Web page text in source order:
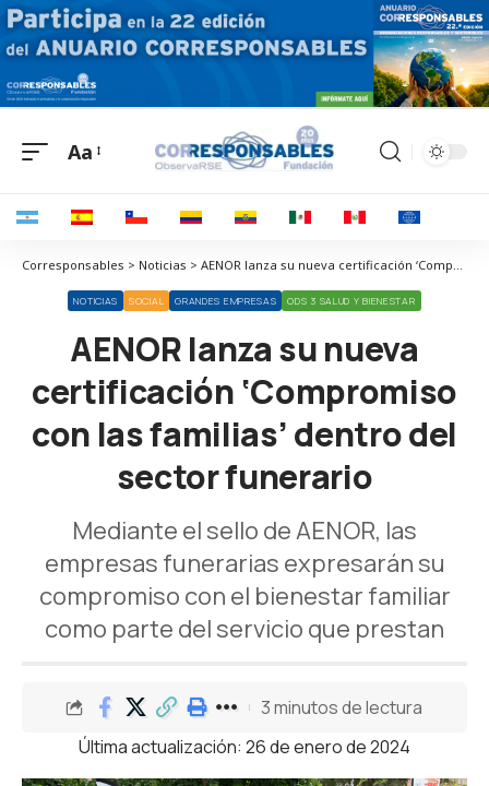
Aa
Corresponsables > Noticias > AENOR lanza su nueva certificación ‘Compromiso con las familias’ dentro del sector funerario
NOTICIAS SOCIAL GRANDES EMPRESAS ODS 3 SALUD Y BIENESTAR
AENOR lanza su nueva
certificación ‘Compromiso
con las familias’ dentro del
sector funerario
Mediante el sello de AENOR, las
empresas funerarias expresarán su
compromiso con el bienestar familiar
como parte del servicio que prestan
Última actualización: 26 de enero de 2024
3 minutos de lectura